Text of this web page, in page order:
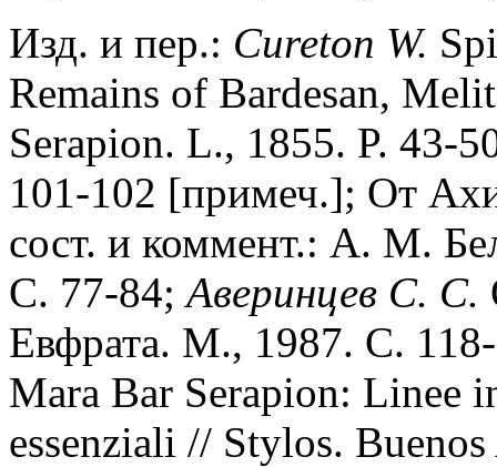
Изд. и пер.: Cureton W.
Remains of Bardesan,
Serapion. L., 1855. P. 43-
101-102 [примеч.]; От
сост. и коммент.: А. М.
С. 77-84;Аверинцев С. С.
Евфрата. М., 1987. С.
Mara Bar Serapion: Linee
essenziali // Stylos.